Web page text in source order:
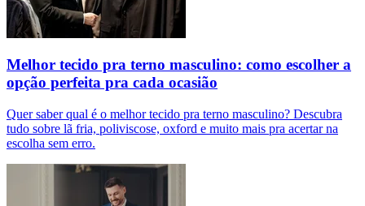
Melhor tecido pra terno masculino: como escolher a
opção perfeita pra cada ocasião
Quer saber qual é o melhor tecido pra terno masculino? Descubra
tudo sobre lã fria, poliviscose, oxford e muito mais pra acertar na
escolha sem erro.